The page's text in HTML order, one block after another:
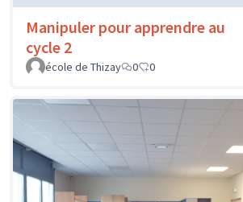
Manipuler pour apprendre au
cycle 2
école de Thizay
0 0